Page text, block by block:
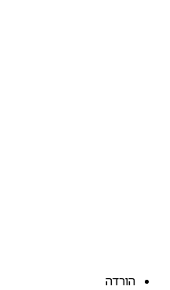
הורדה